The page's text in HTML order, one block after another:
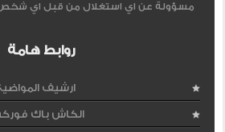
مسؤولة عن اي استغلال من قبل اي
روابط هامة
ارشيف
الكاش باك